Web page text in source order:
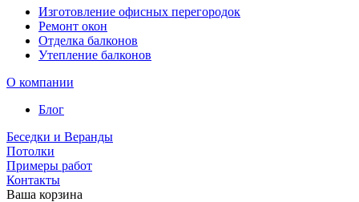
Изготовление офисных перегородок
Ремонт окон
Отделка балконов
Утепление балконов
О компании
Блог
Беседки и Веранды
Потолки
Примеры работ
Контакты
Ваша корзина